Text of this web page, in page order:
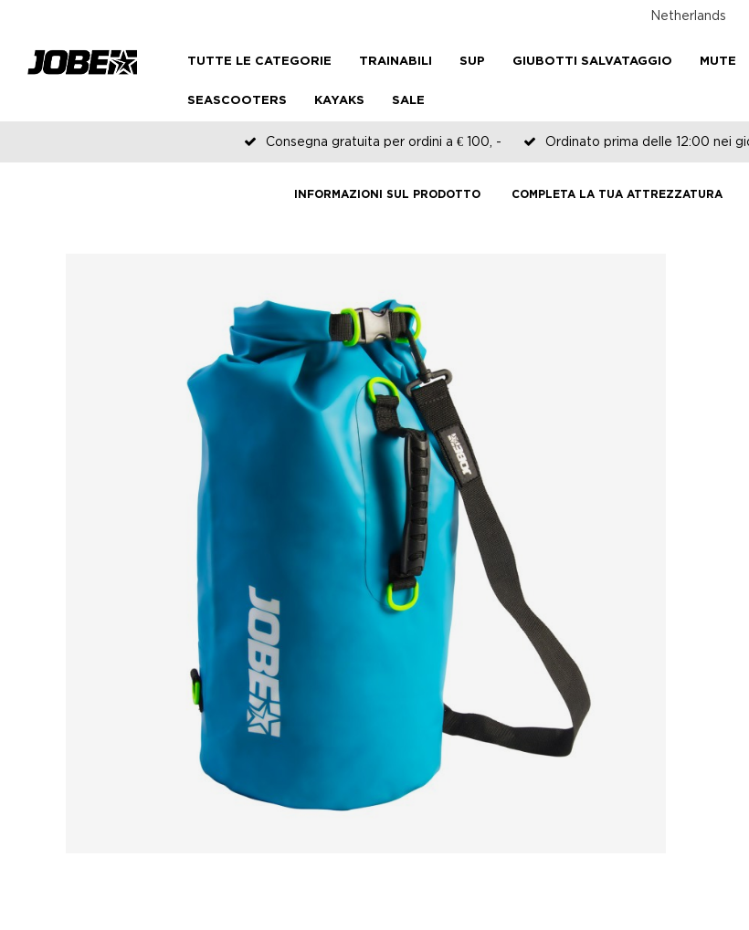
Netherlands
TUTTE LE CATEGORIE TRAINABILI SUP GIUBOTTI SALVATAGGIO MUTE
SEASCOOTERS KAYAKS SALE
Consegna gratuita per ordini a € 100, - Ordinato prima delle 12:00 nei
INFORMAZIONI SUL PRODOTTO COMPLETA LA TUA ATTREZZATURA